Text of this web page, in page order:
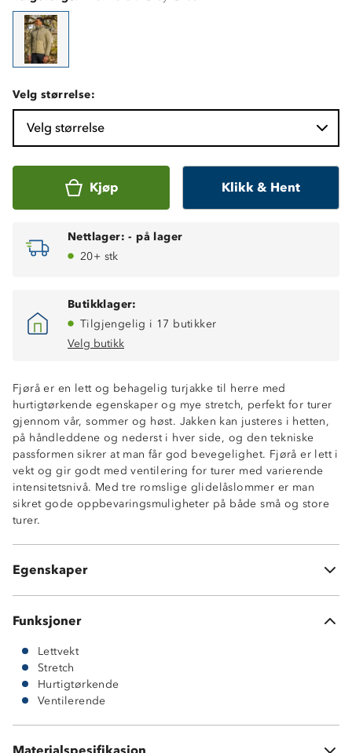
Velg størrelse:
Velg størrelse
Kjøp Klikk & Hent
Nettlager: - på lager
20+ stk
Butikklager:
Tilgjengelig i 17 butikker
Velg butikk
Fjørå er en lett og behagelig turjakke til herre med
hurtigtørkende egenskaper og mye stretch, perfekt for turer
gjennom vår, sommer og høst. Jakken kan justeres i hetten,
på håndleddene og nederst i hver side, og den tekniske
passformen sikrer at man får god bevegelighet. Fjørå er lett i
vekt og gir godt med ventilering for turer med varierende
intensitetsnivå. Med tre romslige glidelåslommer er man
sikret gode oppbevaringsmuligheter på både små og store
turer.
Egenskaper
4-veisstretch
Lettvekt
Ventilerende
Teknisk passform
Fastmontert hette med justering rundt ansikt og i
bakhodet
Hakebeskytter på glidelås
Knagghempe i nakken
2 sidelommer med glidelås
Borrelåsjustering på håndledd
Funksjoner
Lettvekt
Stretch
Hurtigtørkende
Ventilerende